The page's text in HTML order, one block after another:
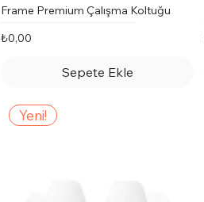
Frame Premium Çalışma Koltuğu
Fiyat
₺0,00
Sepete Ekle
Yeni!